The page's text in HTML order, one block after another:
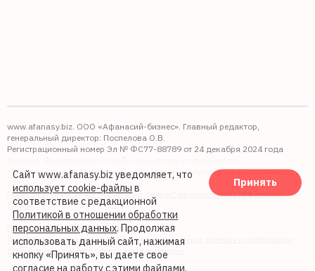
www.afanasy.biz. ООО «Афанасий-бизнес». Главный редактор,
генеральный директор: Поспелова О.В.
Регистрационный номер Эл № ФС77-88789 от 24 декабря 2024 года
Выдано: Федеральная служба по надзору в сфере связи,
информационных технологий и массовых коммуникаций (Роскомнадзор).
Правопреемником АО "Афанасий-бизнес" является ООО "Афанасий-
бизнес"
Политика обработки файлов cookie
Политика в отношении обработки персональных данных и реализации
требований к защите персональных данных
Сайт www.afanasy.biz уведомляет, что
использует cookie-файлы в
соответствие с редакционной
Политикой в отношении обработки
персональных данных. Продолжая
использовать данный сайт, нажимая
кнопку «Принять», вы даете свое
Принять